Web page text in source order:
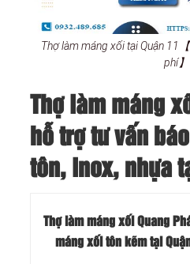
Thợ làm máng xối tại Quận 11
phí】
Thợ làm máng
hỗ trợ tư vấn
tôn, inox, nhựa
Thợ làm máng xối Quang
máng xối tôn kẽm tại